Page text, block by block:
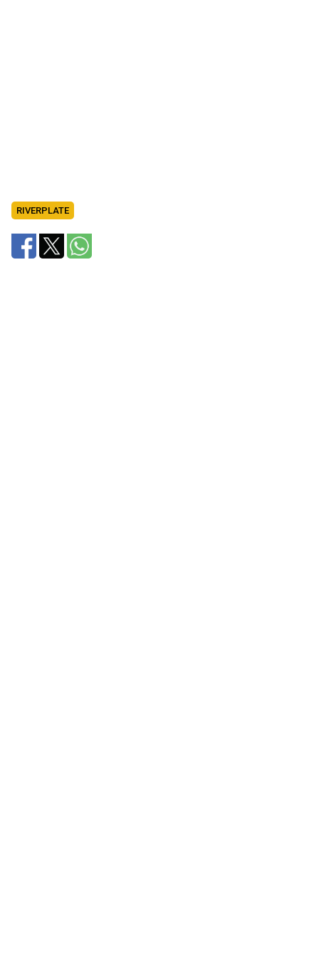
RIVERPLATE